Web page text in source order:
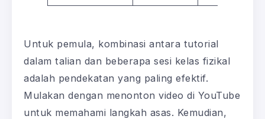
Untuk pemula, kombinasi antara tutorial
dalam talian dan beberapa sesi kelas fizikal
adalah pendekatan yang paling efektif.
Mulakan dengan menonton video di YouTube
untuk memahami langkah asas. Kemudian,